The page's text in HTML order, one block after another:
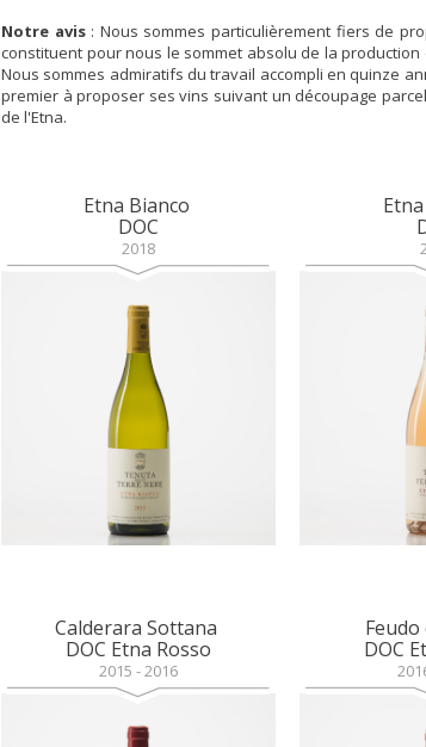
Notre avis : Nous sommes particulièrement fiers de
constituent pour nous le sommet absolu de la
Nous sommes admiratifs du travail accompli en quinze
premier à proposer ses vins suivant un découpage
de l'Etna.
Etna Bianco
DOC
2018
Calderara Sottana
DOC Etna Rosso
2015 - 2016
DOC